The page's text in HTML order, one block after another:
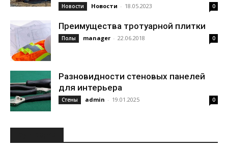
Новости Новости - 18.05.2023 0
Преимущества тротуарной плитки
Полы manager - 22.06.2018 0
Разновидности стеновых панелей
для интерьера
Стены admin - 19.01.2025 0